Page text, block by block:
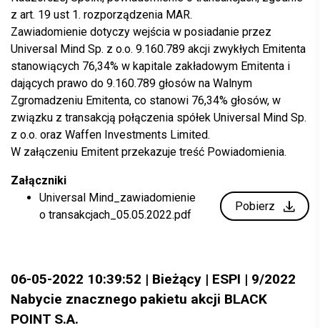
z art. 19 ust 1. rozporządzenia MAR.
Zawiadomienie dotyczy wejścia w posiadanie przez
Universal Mind Sp. z o.o. 9.160.789 akcji zwykłych Emitenta
stanowiących 76,34% w kapitale zakładowym Emitenta i
dających prawo do 9.160.789 głosów na Walnym
Zgromadzeniu Emitenta, co stanowi 76,34% głosów, w
związku z transakcją połączenia spółek Universal Mind Sp.
z o.o. oraz Waffen Investments Limited.
W załączeniu Emitent przekazuje treść Powiadomienia.
Załączniki
Universal Mind_zawiadomienie
o transakcjach_05.05.2022.pdf
Pobierz
06-05-2022 10:39:52 | Bieżący | ESPI | 9/2022
Nabycie znacznego pakietu akcji BLACK
POINT S.A.